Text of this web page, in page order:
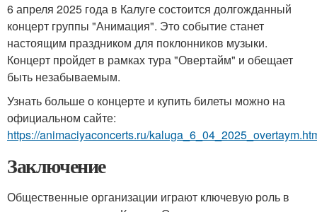
6 апреля 2025 года в Калуге состоится долгожданный
концерт группы "Анимация". Это событие станет
настоящим праздником для поклонников музыки.
Концерт пройдет в рамках тура "Овертайм" и обещает
быть незабываемым.
Узнать больше о концерте и купить билеты можно на
официальном сайте:
https://animaciyaconcerts.ru/
Заключение
Общественные организации играют ключевую роль в